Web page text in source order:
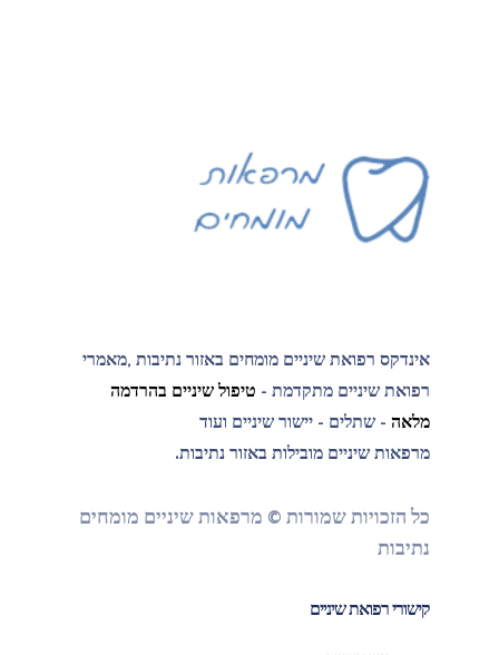
אינדקס רפואת שיניים מומחים באזור נתיבות ,מאמרי
רפואת שיניים מתקדמת - טיפול שיניים בהרדמה
מלאה - שתלים - יישור שיניים ועוד
מרפאות שיניים מובילות באזור נתיבות.
כל הזכויות שמורות © מרפאות שיניים מומחים
נתיבות
קישורי רפואת שיניים